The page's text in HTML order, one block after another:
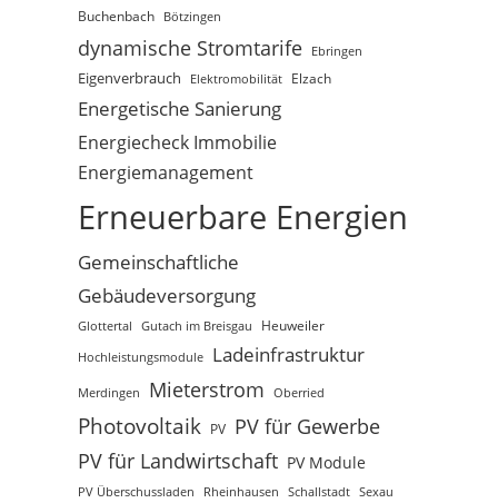
Buchenbach Bötzingen
dynamische Stromtarife Ebringen
Eigenverbrauch Elektromobilität Elzach
Energetische Sanierung
Energiecheck Immobilie
Energiemanagement
Erneuerbare Energien
Gemeinschaftliche
Gebäudeversorgung
Glottertal Gutach im Breisgau
Heuweiler
Hochleistungsmodule Ladeinfrastruktur
Merdingen Mieterstrom Oberried
Photovoltaik PV PV für Gewerbe
PV für Landwirtschaft PV Module
PV Überschussladen Rheinhausen Schallstadt Sexau